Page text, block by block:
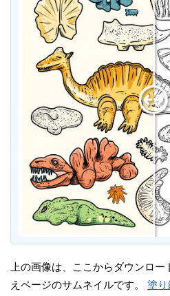
上の画像は、ここからダウンロ
えページのサムネイルです。 塗り